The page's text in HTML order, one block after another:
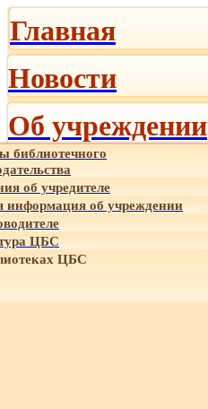
Главная
Новости
Об учреждении
библиотечного
об учредителе
об учреждении
ЦБС
ЦБС